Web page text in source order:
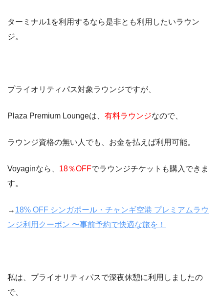
ターミナル1を利用するなら是非とも利用したいラウン
ジ。
プライオリティパス対象ラウンジですが、
Plaza Premium Loungeは、 有料ラウンジなので、
ラウンジ資格の無い人でも、お金を払えば利用可能。
Voyaginなら、 18％OFFでラウンジチケットも購入できま
す。
→ 18% OFF シンガポール・チャンギ空港 プレミアムラウ
ンジ利用クーポン 〜事前予約で快適な旅を！
私は、プライオリティパスで深夜休憩に利用しましたの
で、